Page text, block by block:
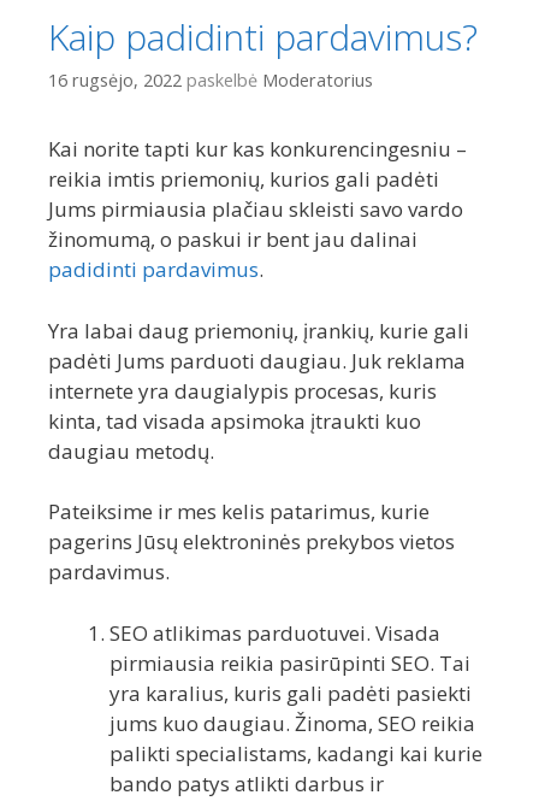
Kaip padidinti pardavimus?
16 rugsėjo, 2022 paskelbė Moderatorius
Kai norite tapti kur kas konkurencingesniu –
reikia imtis priemonių, kurios gali padėti
Jums pirmiausia plačiau skleisti savo vardo
žinomumą, o paskui ir bent jau dalinai
padidinti pardavimus.
Yra labai daug priemonių, įrankių, kurie gali
padėti Jums parduoti daugiau. Juk reklama
internete yra daugialypis procesas, kuris
kinta, tad visada apsimoka įtraukti kuo
daugiau metodų.
Pateiksime ir mes kelis patarimus, kurie
pagerins Jūsų elektroninės prekybos vietos
pardavimus.
SEO atlikimas parduotuvei. Visada
pirmiausia reikia pasirūpinti SEO. Tai
yra karalius, kuris gali padėti pasiekti
jums kuo daugiau. Žinoma, SEO reikia
palikti specialistams, kadangi kai kurie
bando patys atlikti darbus ir